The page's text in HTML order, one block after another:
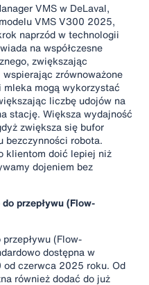
VMS w DeLaval,
VMS V300 2025,
naprzód w technologii
na współczesne
zwiększając
zrównoważone
mogą wykorzystać
liczbę udojów na
stację. Większa wydajność
zwiększa się bufor
bezczynności robota.
klientom doić lepiej niż
dojeniem bez
przepływu (Flow-
(Flow-
dostępna w
czerwca 2025 roku. Od
również dodać do już